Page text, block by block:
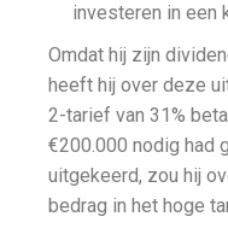
investeren in een
Omdat hij zijn
heeft hij over deze
2-tarief van 31%
€200.000 nodig had
uitgekeerd, zou hij
bedrag in het hoge